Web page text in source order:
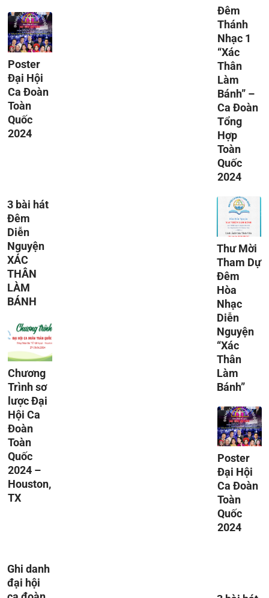
Poster
Đại Hội
Ca Đoàn
Toàn
Quốc
2024
3 bài hát
Đêm
Diễn
Nguyện
XÁC
THÂN
LÀM
BÁNH
Chương
Trình sơ
lược Đại
Hội Ca
Đoàn
Toàn
Quốc
2024 –
Houston,
TX
Ghi danh
đại hội
Đêm
Thánh
Nhạc 1
“Xác
Thân
Làm
Bánh” –
Ca Đoàn
Tổng
Hợp
Toàn
Quốc
2024
Thư Mời
Tham Dự
Đêm
Hòa
Nhạc
Diễn
Nguyện
“Xác
Thân
Làm
Bánh”
Poster
Đại Hội
Ca Đoàn
Toàn
Quốc
2024